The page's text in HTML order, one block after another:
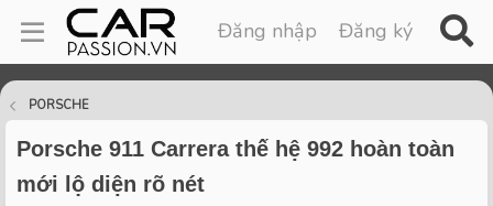
Đăng nhập Đăng ký
PORSCHE
Porsche 911 Carrera thế hệ 992 hoàn toàn
mới lộ diện rõ nét